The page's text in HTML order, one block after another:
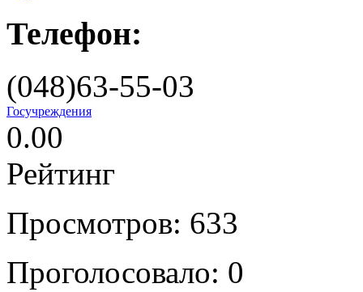
Телефон:
(048)63-55-03
Госучреждения
0.00
Рейтинг
Просмотров: 633
Проголосовало: 0